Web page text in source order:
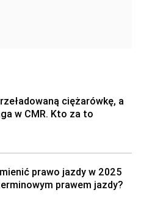
ciężarówkę, a
w CMR. Kto za to
prawo jazdy w 2025
prawem jazdy?